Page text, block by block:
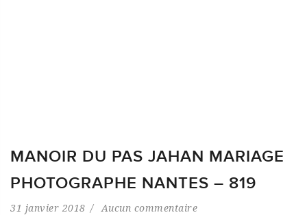
MANOIR DU PAS JAHAN MARIAGE
PHOTOGRAPHE NANTES – 819
31 janvier 2018 Aucun commentaire